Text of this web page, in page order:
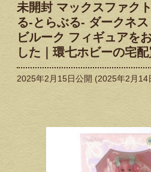
未開封 マックスファク
る-とらぶる- ダークネ
ビルーク フィギュアを
した｜環七ホビーの宅配
2025年2月15日公開 (2025年2月14